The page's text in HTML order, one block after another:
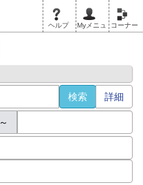
ヘルプ Myメニュ コーナー
詳細
～